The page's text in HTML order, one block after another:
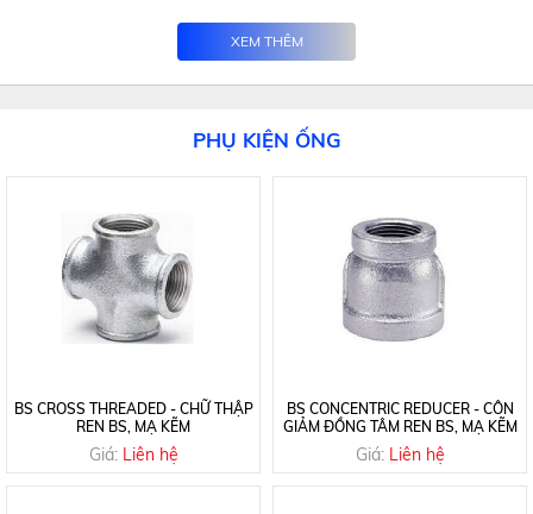
XEM THÊM
PHỤ KIỆN ỐNG
BS CROSS THREADED - CHỮ THẬP
REN BS, MẠ KẼM
Giá: Liên hệ
BS CONCENTRIC REDUCER - CÔN
GIẢM ĐỒNG TÂM REN BS, MẠ KẼM
Giá: Liên hệ